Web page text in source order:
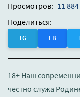
Просмотров: 11 884
Поделиться:
TG FB
18+ Наш
честно служа